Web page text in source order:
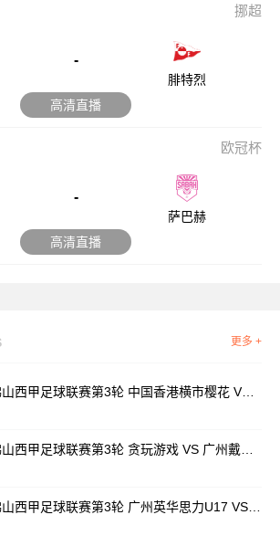
挪超
-
腓特烈
高清直播
欧冠杯
-
萨巴赫
高清直播
更多 +
07月25日 佛山西甲足球联赛第3轮 中国香港横市樱花 VS 吉图省实青年 全场录像